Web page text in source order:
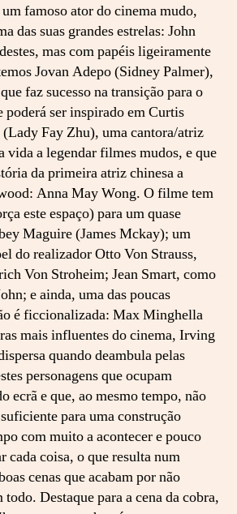
famoso ator do cinema mudo,
das suas grandes estrelas: John
mas com papéis ligeiramente
Jovan Adepo (Sidney Palmer),
faz sucesso na transição para o
poderá ser inspirado em Curtis
Fay Zhu), uma cantora/atriz
vida a legendar filmes mudos, e que
da primeira atriz chinesa a
Anna May Wong. O filme tem
este espaço) para um quase
Maguire (James Mckay); um
do realizador Otto Von Strauss,
Von Stroheim; Jean Smart, como
e ainda, uma das poucas
é ficcionalizada: Max Minghella
mais influentes do cinema, Irving
quando deambula pelas
personagens que ocupam
ecrã e que, ao mesmo tempo, não
para uma construção
com muito a acontecer e pouco
cada coisa, o que resulta num
cenas que acabam por não
Destaque para a cena da cobra,